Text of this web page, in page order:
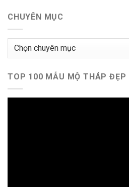
CHUYÊN MỤC
Chuyên
TOP 100 MẪU MỘ THÁP ĐẸP